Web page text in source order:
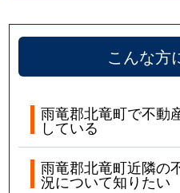
こんな方
雨竜郡北竜町で不動
している
雨竜郡北竜町近隣の
況について知りたい